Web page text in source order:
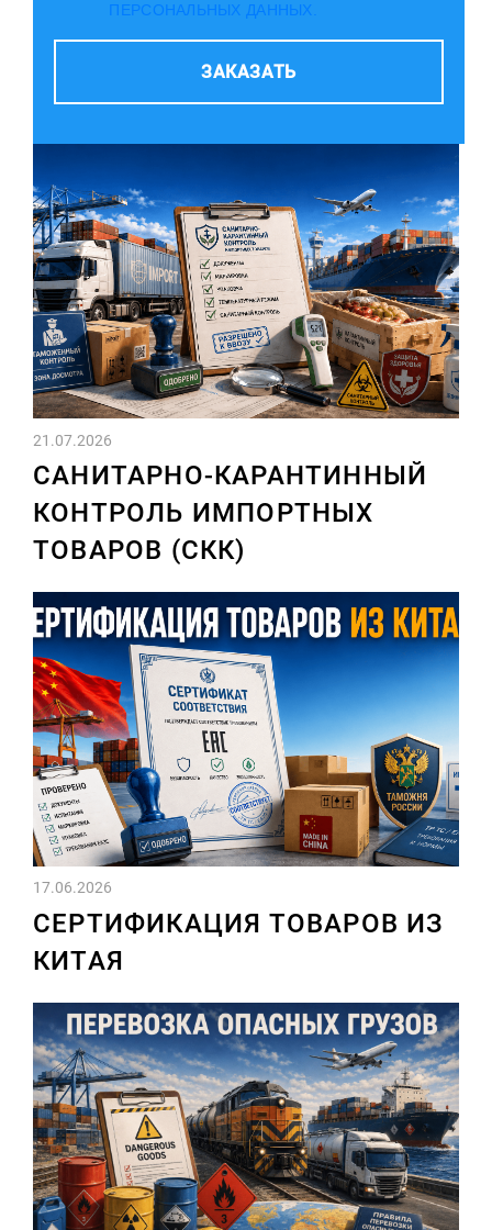
21.07.2026
САНИТАРНО-КАРАНТИННЫЙ
КОНТРОЛЬ ИМПОРТНЫХ
ТОВАРОВ (СКК)
17.06.2026
СЕРТИФИКАЦИЯ ТОВАРОВ ИЗ
КИТАЯ
ПЕРСОНАЛЬНЫХ ДАННЫХ.
ЗАКАЗАТЬ